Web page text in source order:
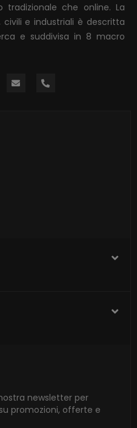
tradizionale che online. La
e industriali è descritta
e suddivisa in 8 macro
newsletter per
promozioni, offerte e